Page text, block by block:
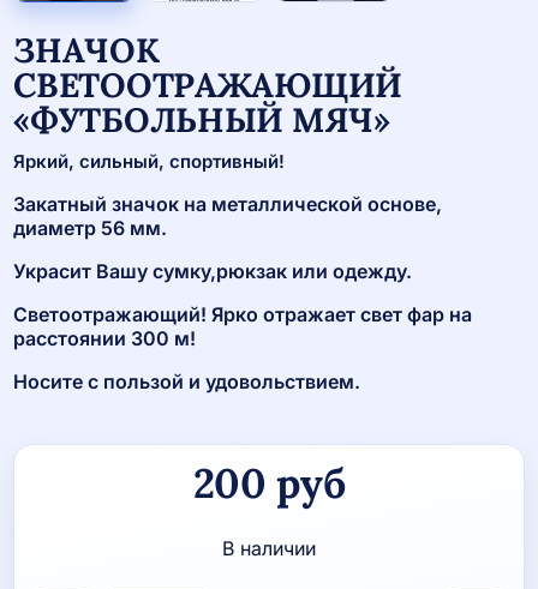
ЗНАЧОК
СВЕТООТРАЖАЮЩИЙ
«ФУТБОЛЬНЫЙ МЯЧ»
Яркий, сильный, спортивный!
Закатный значок на металлической основе,
диаметр 56 мм.
Украсит Вашу сумку,рюкзак или одежду.
Светоотражающий! Ярко отражает свет фар на
расстоянии 300 м!
Носите с пользой и удовольствием.
200руб
В наличии